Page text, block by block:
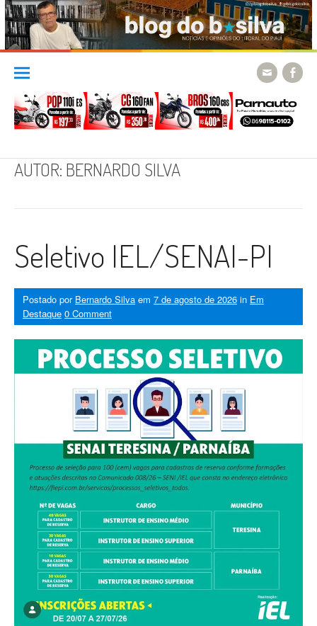
Skip
content
AUTOR: BERNARDO SILVA
Seletivo IEL/SENAI-PI
Postado por Bernardo Silva em 7 de agosto de 2026 in Em
Destaque 0 Comment